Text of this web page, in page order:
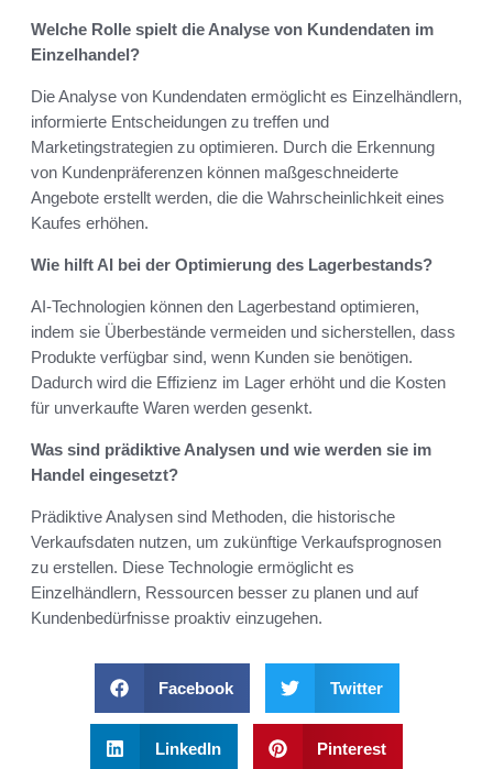
Welche Rolle spielt die Analyse von Kundendaten im
Einzelhandel?
Die Analyse von Kundendaten ermöglicht es Einzelhändlern,
informierte Entscheidungen zu treffen und
Marketingstrategien zu optimieren. Durch die Erkennung
von Kundenpräferenzen können maßgeschneiderte
Angebote erstellt werden, die die Wahrscheinlichkeit eines
Kaufes erhöhen.
Wie hilft AI bei der Optimierung des Lagerbestands?
AI-Technologien können den Lagerbestand optimieren,
indem sie Überbestände vermeiden und sicherstellen, dass
Produkte verfügbar sind, wenn Kunden sie benötigen.
Dadurch wird die Effizienz im Lager erhöht und die Kosten
für unverkaufte Waren werden gesenkt.
Was sind prädiktive Analysen und wie werden sie im
Handel eingesetzt?
Prädiktive Analysen sind Methoden, die historische
Verkaufsdaten nutzen, um zukünftige Verkaufsprognosen
zu erstellen. Diese Technologie ermöglicht es
Einzelhändlern, Ressourcen besser zu planen und auf
Kundenbedürfnisse proaktiv einzugehen.
Facebook Twitter
LinkedIn Pinterest